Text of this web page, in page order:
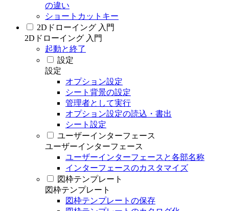
の違い
ショートカットキー
2Dドローイング 入門
2Dドローイング 入門
起動と終了
設定
設定
オプション設定
シート背景の設定
管理者として実行
オプション設定の読込・書出
シート設定
ユーザーインターフェース
ユーザーインターフェース
ユーザーインターフェースと各部名称
インターフェースのカスタマイズ
図枠テンプレート
図枠テンプレート
図枠テンプレートの保存